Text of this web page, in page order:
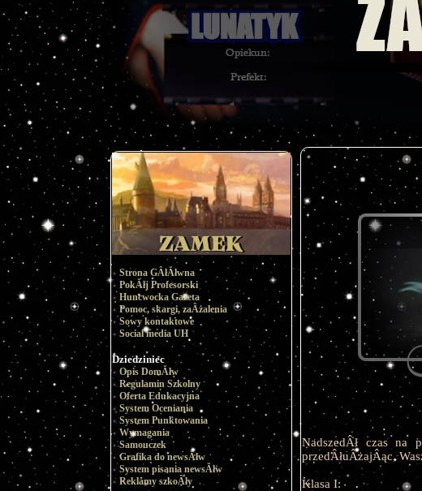
Strona GÂłĂłwna
PokĂłj Profesorski
Huncwocka Gazeta
Pomoc, skargi, zaÂżalenia
Sowy kontaktowe
Social media UH
Dziedziniec
Opis DomĂłw
Regulamin Szkolny
Oferta Edukacyjna
System Oceniania
System Punktowania
Wymagania
Samouczek
Grafika do newsĂłw
System pisania newsĂłw
Reklamy szkoÂły
NadszedÂł czas na
przedÂłuÂżajÂąc,
Klasa I: